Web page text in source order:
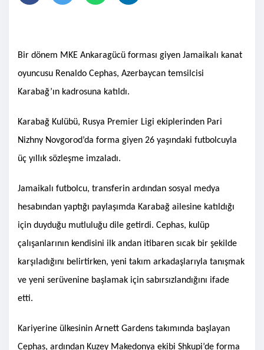
Bir dönem MKE Ankaragücü forması giyen Jamaikalı kanat
oyuncusu Renaldo Cephas, Azerbaycan temsilcisi
Karabağ’ın kadrosuna katıldı.
Karabağ Kulübü, Rusya Premier Ligi ekiplerinden Pari
Nizhny Novgorod’da forma giyen 26 yaşındaki futbolcuyla
üç yıllık sözleşme imzaladı.
Jamaikalı futbolcu, transferin ardından sosyal medya
hesabından yaptığı paylaşımda Karabağ ailesine katıldığı
için duyduğu mutluluğu dile getirdi. Cephas, kulüp
çalışanlarının kendisini ilk andan itibaren sıcak bir şekilde
karşıladığını belirtirken, yeni takım arkadaşlarıyla tanışmak
ve yeni serüvenine başlamak için sabırsızlandığını ifade
etti.
Kariyerine ülkesinin Arnett Gardens takımında başlayan
Cephas, ardından Kuzey Makedonya ekibi Shkupi’de forma